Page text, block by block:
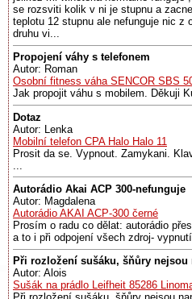
se rozsviti kolik v ni je stupnu a
teplotu 12 stupnu ale nefunguje nic z
druhu vi...
Propojení váhy s telefonem
Autor: Roman
Osobní fitness váha SENCOR SBS
Jak propojit váhu s mobilem. Děkuji
Dotaz
Autor: Lenka
Mobilní telefon CPA Halo Halo 11
Prosit da se. Vypnout. Zamykani.
Autorádio Akai ACP 300-nefunguje
Autor: Magdalena
Autorádio AKAI ACP-300 černé
Prosím o radu co dělat: autorádio
a to i při odpojení všech zdroj- vypnutí
Při rozložení sušáku, šňůry nejsou
Autor: Alois
Sušák na prádlo Leifheit 85286